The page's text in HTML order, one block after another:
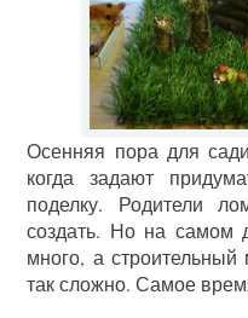
Осенняя пора для
когда задают
поделку. Родители
создать. Но на самом
много, а
так сложно. Самое